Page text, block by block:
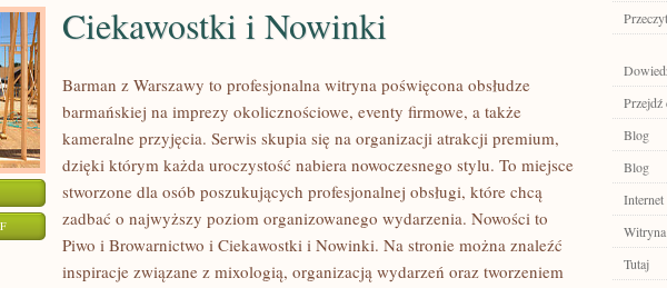
ON
CIEKAWOSTKI
Ciekawostki i Nowinki
Barman z Warszawy to profesjonalna witryna poświęcona obsłudze
barmańskiej na imprezy okolicznościowe, eventy firmowe, a także
kameralne przyjęcia. Serwis skupia się na organizacji atrakcji premium,
dzięki którym każda uroczystość nabiera nowoczesnego stylu. To miejsce
stworzone dla osób poszukujących profesjonalnej obsługi, które chcą
zadbać o najwyższy poziom organizowanego wydarzenia. Nowości to
Piwo i Browarnictwo i Ciekawostki i Nowinki. Na stronie można znaleźć
inspiracje związane z mixologią, organizacją wydarzeń oraz tworzeniem
Przejdź
Blog
Blog
Internet
Witryna
Tutaj